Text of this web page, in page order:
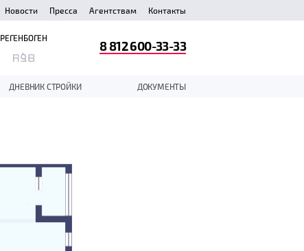
Новости Пресса Агентствам Контакты
ДНЕВНИК СТРОЙКИ ДОКУМЕНТЫ
РЕГЕНБОГЕН
8 812 600-33-33